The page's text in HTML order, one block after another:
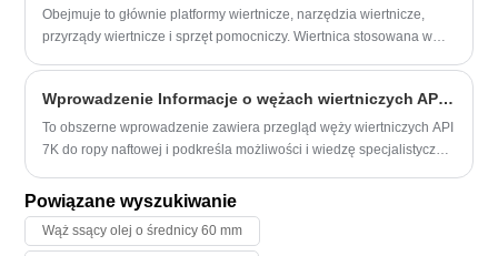
klientów, a zespół inżynierów przeprowadził z nimi szczegółową
wymianę zdań, co pokazało siłę firmy.
bezpieczeństwem. Czy zatem bardziej opłacalna jest wymiana
starych węży na nowe, czy też ich odnowienie i dalsze
Obejmuje to głównie platformy wiertnicze, narzędzia wiertnicze,
przyrządy wiertnicze i sprzęt pomocniczy. Wiertnica stosowana w
przekładniowego, pompy wiertniczej i układu cyrkulacji płuczki
wiertniczej itp.,
Wprowadzenie Informacje o wężach wiertniczych API 7K do ropy naftowej
To obszerne wprowadzenie zawiera przegląd węży wiertniczych API
7K do ropy naftowej i podkreśla możliwości i wiedzę specjalistyczną
Powiązane wyszukiwanie
Wąż ssący olej o średnicy 60 mm